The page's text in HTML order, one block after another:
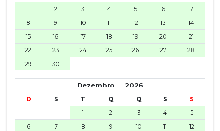
1
2 3 4 5 6
7
8
9 10 11 12 13
14
15
16 17 18 19 20
21
22
23 24 25 26 27
28
29
30
Dezembro 2026
D
S T Q Q S
S
1
2 3 4
5
6
7 8 9 10 11
12